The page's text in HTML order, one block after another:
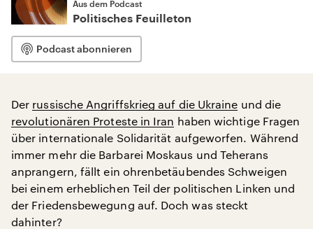
Aus dem Podcast
Politisches Feuilleton
Podcast abonnieren
Der russische Angriffskrieg auf die Ukraine und die
revolutionären Proteste in Iran haben wichtige Fragen
über internationale Solidarität aufgeworfen. Während
immer mehr die Barbarei Moskaus und Teherans
anprangern, fällt ein ohrenbetäubendes Schweigen
bei einem erheblichen Teil der politischen Linken und
der Friedensbewegung auf. Doch was steckt
dahinter?